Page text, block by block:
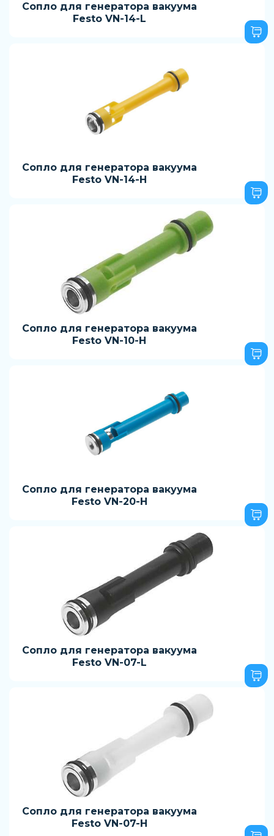
Сопло для генератора вакуума
Festo VN-14-L
Сопло для генератора вакуума
Festo VN-14-H
Сопло для генератора вакуума
Festo VN-10-H
Сопло для генератора вакуума
Festo VN-20-H
Сопло для генератора вакуума
Festo VN-07-L
Сопло для генератора вакуума
Festo VN-07-H